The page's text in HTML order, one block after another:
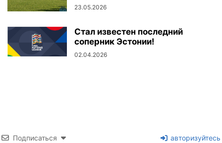
23.05.2026
Стал известен последний
соперник Эстонии!
02.04.2026
Подписаться авторизуйтесь